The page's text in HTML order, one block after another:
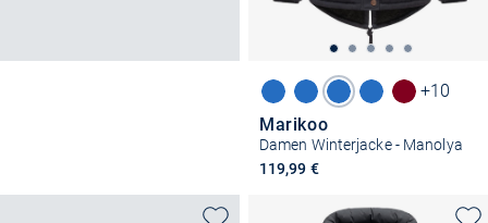
+10
Marikoo
Damen Winterjacke - Manolya
119,99 €